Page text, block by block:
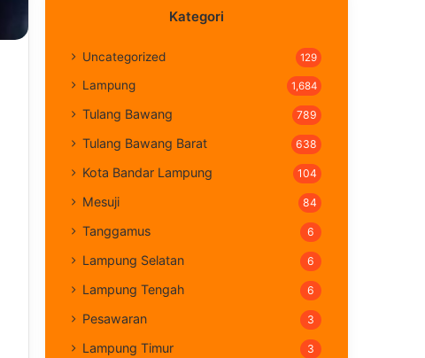
Kategori
Uncategorized 129
Lampung 1,684
Tulang Bawang 789
Tulang Bawang Barat 638
Kota Bandar Lampung 104
Mesuji 84
Tanggamus 6
Lampung Selatan 6
Lampung Tengah 6
Pesawaran 3
Lampung Timur 3